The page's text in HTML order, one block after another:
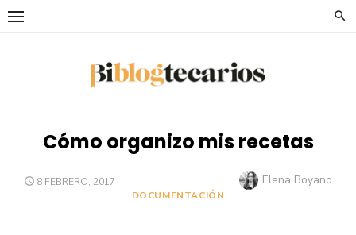
Saltar
Cómo organizo mis recetas
PUBLICADO
8 FEBRERO, 2017 Autor
Elena Boyano
DOCUMENTACIÓN